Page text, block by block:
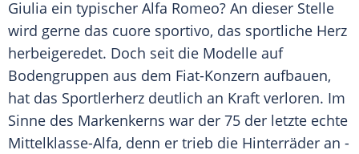
Giulia ein typischer Alfa Romeo? An dieser Stelle
wird gerne das cuore sportivo, das sportliche Herz
herbeigeredet. Doch seit die Modelle auf
Bodengruppen aus dem Fiat-Konzern aufbauen,
hat das Sportlerherz deutlich an Kraft verloren. Im
Sinne des Markenkerns war der 75 der letzte echte
Mittelklasse-Alfa, denn er trieb die Hinterräder an -